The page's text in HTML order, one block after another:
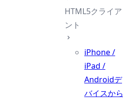
HTML5クライア
ント
iPhone /
iPad /
Androidデ
バイスから